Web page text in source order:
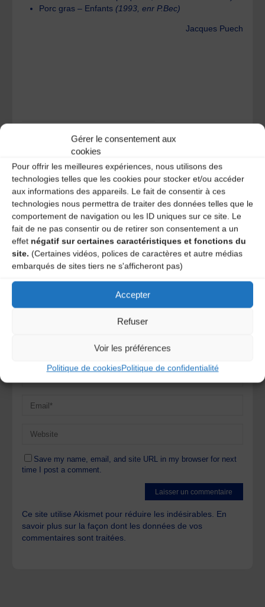
Gérer le consentement aux
cookies
Pour offrir les meilleures expériences, nous utilisons des
technologies telles que les cookies pour stocker et/ou accéder
aux informations des appareils. Le fait de consentir à ces
technologies nous permettra de traiter des données telles que le
comportement de navigation ou les ID uniques sur ce site. Le
fait de ne pas consentir ou de retirer son consentement a un
effet négatif sur certaines caractéristiques et fonctions du
site. (Certaines vidéos, polices de caractères et autre médias
embarqués de sites tiers ne s'afficheront pas)
Accepter
Refuser
Voir les préférences
Politique de cookiesPolitique de confidentialité
Porc gras – Enfants (1993, enr P.Bec)
Jacques Puech
Laisser un
commentaire
Votre adresse e-mail ne sera pas publiée.
obligatoires sont indiqués avec *
Save my name, email, and site URL in my browser for next
time I post a comment.
Ce site utilise Akismet pour réduire les indésirables. En
savoir plus sur la façon dont les données de vos
commentaires sont traitées